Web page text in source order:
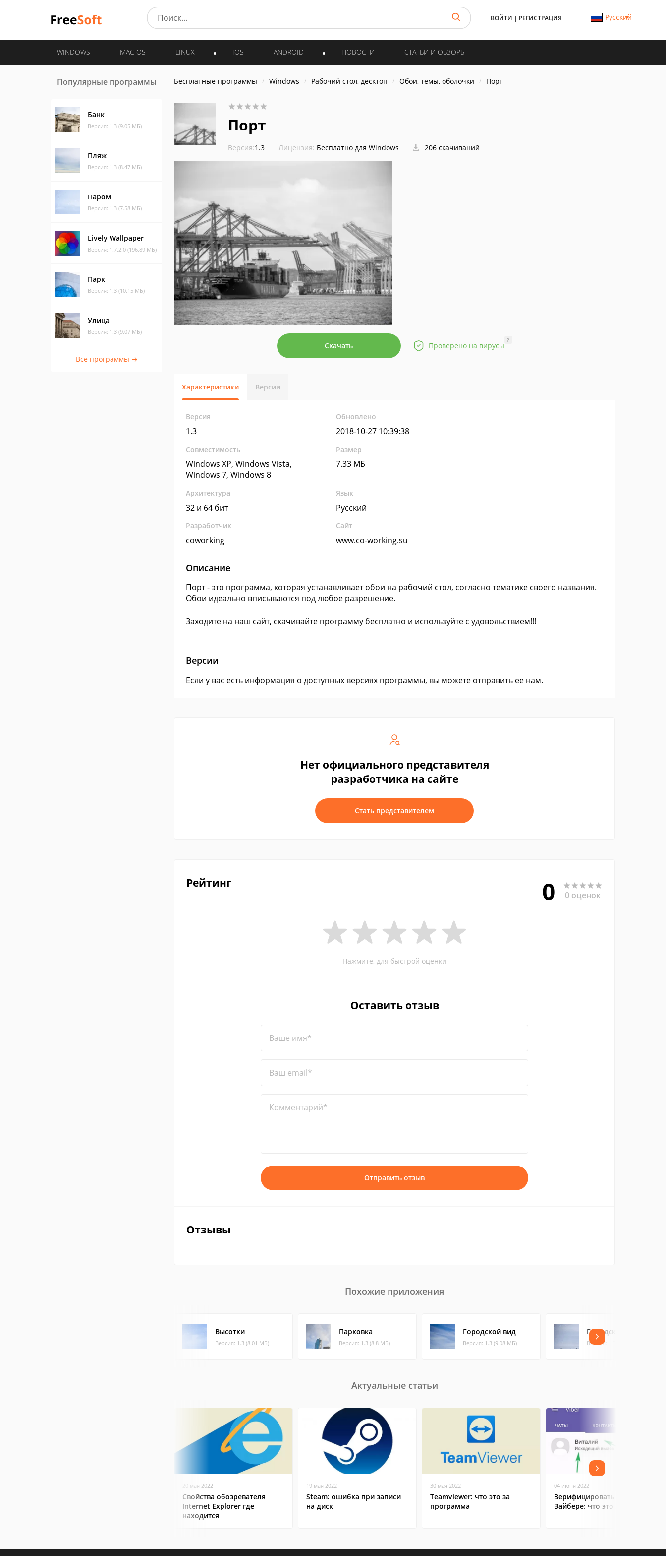
ВОЙТИ | РЕГИСТРАЦИЯ Русский
WINDOWS MAC OS LINUX IOS ANDROID НОВОСТИ СТАТЬИ И ОБЗОРЫ
Популярные программы
Банк
Версия: 1.3 (9.05 МБ)
Пляж
Версия: 1.3 (8.47 МБ)
Паром
Версия: 1.3 (7.58 МБ)
Lively Wallpaper
Версия: 1.7.2.0 (196.89 МБ)
Парк
Версия: 1.3 (10.15 МБ)
Улица
Версия: 1.3 (9.07 МБ)
Все программы →
Бесплатные программы Windows Рабочий стол, десктоп Обои, темы, оболочки Порт
Порт
Версия:1.3 Лицензия: Бесплатно для Windows 206 скачиваний
Скачать Проверено на вирусы
?
Характеристики Версии
Версия
1.3
Обновлено
2018-10-27 10:39:38
Совместимость
Windows XP, Windows Vista,
Windows 7, Windows 8
Размер
7.33 МБ
Архитектура
32 и 64 бит
Язык
Русский
Разработчик
coworking
Сайт
www.co-working.su
Описание
Порт - это программа, которая устанавливает обои на рабочий стол, согласно тематике своего названия.
Обои идеально вписываются под любое разрешение.
Заходите на наш сайт, скачивайте программу бесплатно и используйте с удовольствием!!!
Версии
Если у вас есть информация о доступных версиях программы, вы можете отправить ее нам.
Нет официального представителя
разработчика на сайте
Стать представителем
Рейтинг 0 0 оценок
Нажмите, для быстрой оценки
Оставить отзыв
Ваше имя*
Ваш email*
Комментарий*
Отправить отзыв
Отзывы
Похожие приложения
Высотки
Версия: 1.3 (8.01 МБ)
Парковка
Версия: 1.3 (8.8 МБ)
Городской вид
Версия: 1.3 (9.08 МБ)
Городской Берег
Версия: 1.3 (7.97 МБ)
Актуальные статьи
20 мая 2022
Свойства обозревателя
Internet Explorer где
находится
19 мая 2022
Steam: ошибка при записи
на диск
30 мая 2022
Teamviewer: что это за
программа
04 июня 2022
Верифицировать контакт в
Вайбере: что это значит